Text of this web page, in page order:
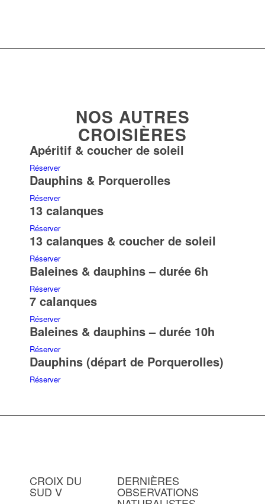
NOS AUTRES
CROISIÈRES
Apéritif & coucher de soleil
Réserver
Dauphins & Porquerolles
Réserver
13 calanques
Réserver
13 calanques & coucher de soleil
Réserver
Baleines & dauphins – durée 6h
Réserver
7 calanques
Réserver
Baleines & dauphins – durée 10h
Réserver
Dauphins (départ de Porquerolles)
Réserver
CROIX DU
SUD V
DERNIÈRES
OBSERVATIONS